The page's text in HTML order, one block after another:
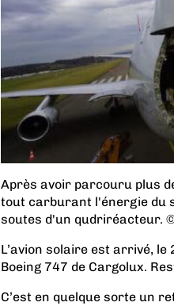
Après avoir parcouru plus
tout carburant l'énergie du
soutes d'un qudriréacteur.
L’avion solaire est arrivé, le
Boeing 747 de Cargolux.
C’est en quelque sorte un